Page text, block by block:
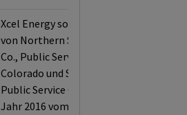
Xcel Energy sowie Anleihen
von Northern States Power
Co., Public Service Co. of
Colorado und Southwestern
Public Service Co. wurden im
Jahr 2016 vom Norwegischen